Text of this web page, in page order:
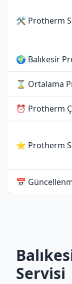
🛠 Protherm
🌍 Balıkesir
⌛ Ortalama
⏰ Protherm
⭐ Protherm
📅
Servisi